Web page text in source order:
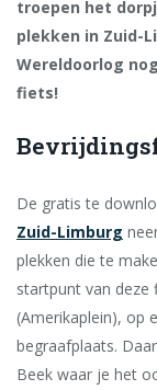
troepen het
plekken in Zuid-
Wereldoorlog
fiets!
De gratis te
Zuid-Limburg
plekken die te
startpunt van
(Amerikaplein), op
begraafplaats.
Beek waar je het